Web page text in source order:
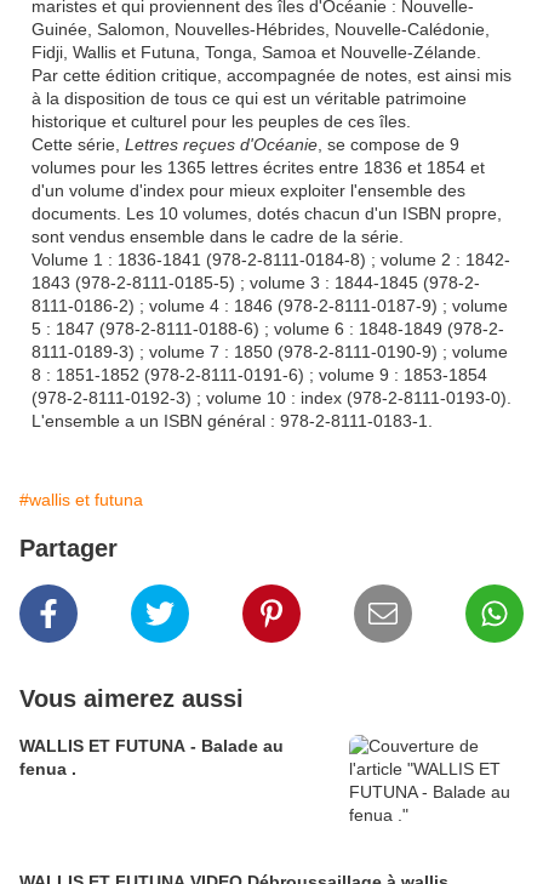
maristes et qui proviennent des îles d'Océanie : Nouvelle-
Guinée, Salomon, Nouvelles-Hébrides, Nouvelle-Calédonie,
Fidji, Wallis et Futuna, Tonga, Samoa et Nouvelle-Zélande.
Par cette édition critique, accompagnée de notes, est ainsi mis
à la disposition de tous ce qui est un véritable patrimoine
historique et culturel pour les peuples de ces îles.
Cette série, Lettres reçues d'Océanie , se compose de 9
volumes pour les 1365 lettres écrites entre 1836 et 1854 et
d'un volume d'index pour mieux exploiter l'ensemble des
documents. Les 10 volumes, dotés chacun d'un ISBN propre,
sont vendus ensemble dans le cadre de la série.
Volume 1 : 1836-1841 (978-2-8111-0184-8) ; volume 2 : 1842-
1843 (978-2-8111-0185-5) ; volume 3 : 1844-1845 (978-2-
8111-0186-2) ; volume 4 : 1846 (978-2-8111-0187-9) ; volume
5 : 1847 (978-2-8111-0188-6) ; volume 6 : 1848-1849 (978-2-
8111-0189-3) ; volume 7 : 1850 (978-2-8111-0190-9) ; volume
8 : 1851-1852 (978-2-8111-0191-6) ; volume 9 : 1853-1854
(978-2-8111-0192-3) ; volume 10 : index (978-2-8111-0193-0).
L'ensemble a un ISBN général : 978-2-8111-0183-1.
#wallis et futuna
Partager
Vous aimerez aussi
WALLIS ET FUTUNA - Balade au
fenua .